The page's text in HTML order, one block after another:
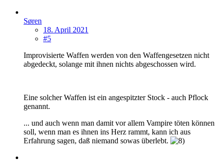
Søren
18. April 2021
#5
Improvisierte Waffen werden von den Waffengesetzen nicht
abgedeckt, solange mit ihnen nichts abgeschossen wird.
Eine solcher Waffen ist ein angespitzter Stock - auch Pflock
genannt.
... und auch wenn man damit vor allem Vampire töten können
soll, wenn man es ihnen ins Herz rammt, kann ich aus
Erfahrung sagen, daß niemand sowas überlebt.